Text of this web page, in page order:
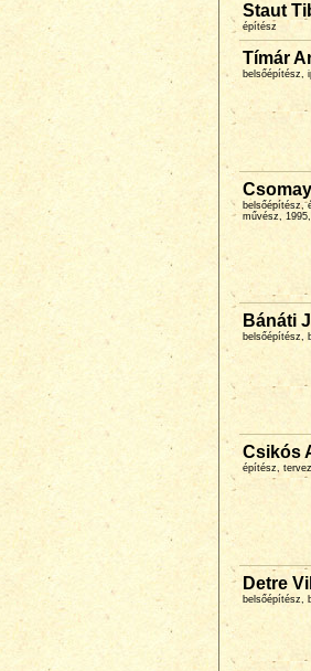
Staut
építész
Tímár
belsőépítész,
belsőépítész,
művész,
Bánáti
belsőépítész,
Csikós
építész,
Detre
belsőépítész,